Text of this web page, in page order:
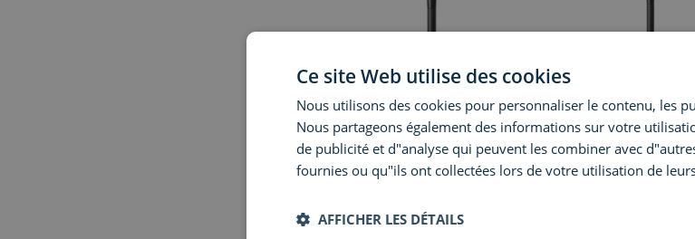
Brush
Ce site Web utilise des cookies
Nous utilisons des cookies pour personnaliser le contenu, les
Nous partageons également des informations sur votre
de publicité et d"analyse qui peuvent les combiner avec
fournies ou qu"ils ont collectées lors de votre utilisation de
AFFICHER LES DÉTAILS